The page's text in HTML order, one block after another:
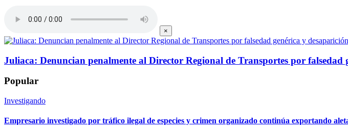
×
Juliaca: Denuncian penalmente al Director Regional de Transportes por
Popular
Investigando
Empresario investigado por tráfico ilegal de especies y crimen organizado continúa exportando